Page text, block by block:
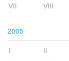
VII
VIII
2005
I II